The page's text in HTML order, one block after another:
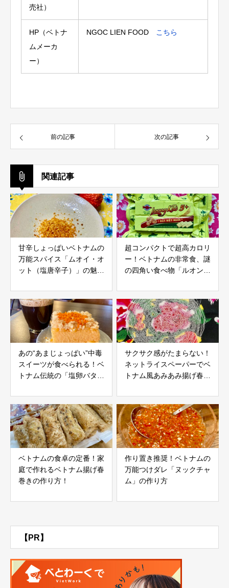
売社）
HP（ベトナ
ムメーカ
ー）
NGOC LIEN FOOD こちら
前の記事 次の記事
関連記事
甘辛しょっぱいベトナムの
万能スパイス「ムオイ・オ
ット（塩唐辛子）」の魅力
超コンパクトで超高カロリ
ー！ベトナムの非常食、謎
の四角い食べ物「ルオン・
あの“あまじょっぱい”中毒
スイーツが食べられる！ベ
トナム伝統の「塩卵バター
Cake & Café（東京・大
塚）
サクサク感がたまらない！
ネットライスペーパーでベ
トナム風あみあみ揚げ春巻
ベトナムの食卓の定番！家
庭で作れるベトナム揚げ春
巻きの作り方！
作り置き推奨！ベトナムの
万能つけダレ「ヌックチャ
ム」の作り方
【PR】